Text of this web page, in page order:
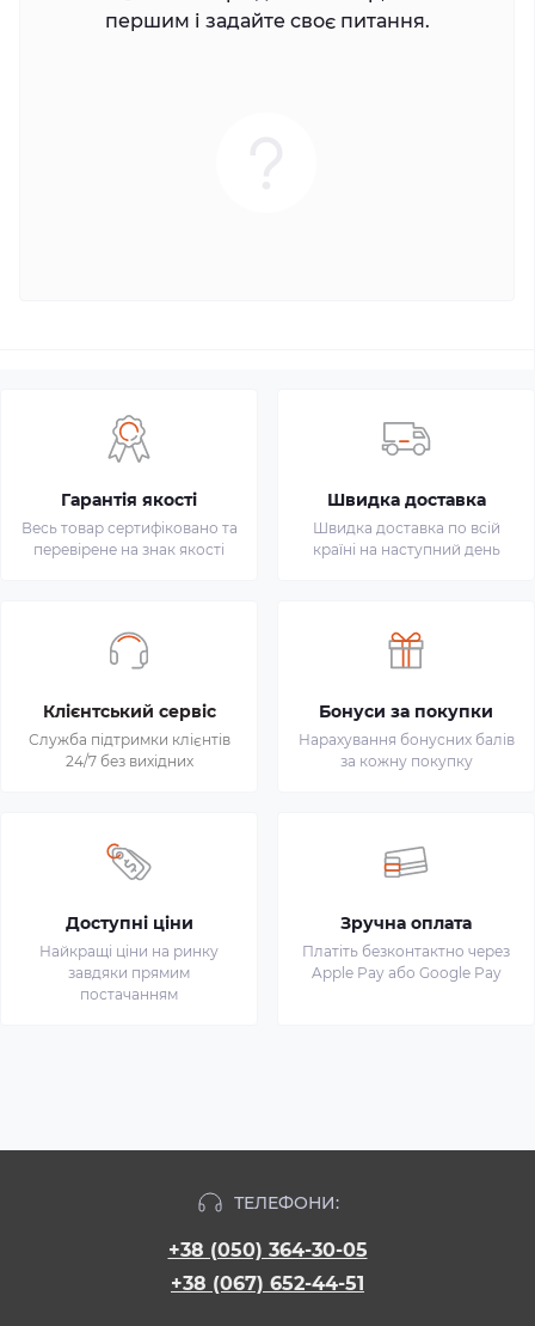
першим і задайте своє питання.
Гарантія якості
Весь товар сертифіковано та
перевірене на знак якості
Швидка доставка
Швидка доставка по всій
країні на наступний день
Клієнтський сервіс
Служба підтримки клієнтів
24/7 без вихідних
Бонуси за покупки
Нарахування бонусних балів
за кожну покупку
Доступні ціни
Найкращі ціни на ринку
завдяки прямим
постачанням
Зручна оплата
Платіть безконтактно через
Apple Pay або Google Pay
ТЕЛЕФОНИ:
+38 (050) 364-30-05
+38 (067) 652-44-51